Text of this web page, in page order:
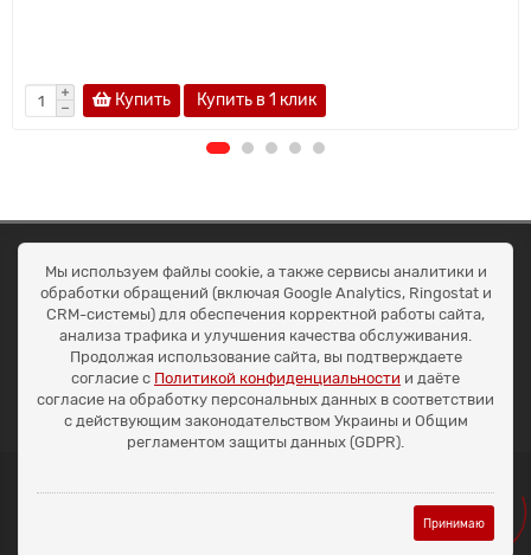
Купить Купить в 1 клик
ОКЕАН ТРЕЙД
Договір публичної оферти
Доставка та оплата
Наші контакти
Умови повернення
+38 (099) 452-20-02
+38 (098) 492-20-02
office@ocean.biz.ua
Мы используем файлы cookie, а также сервисы аналитики и
обработки обращений (включая Google Analytics, Ringostat и
CRM-системы) для обеспечения корректной работы сайта,
анализа трафика и улучшения качества обслуживания.
Продолжая использование сайта, вы подтверждаете
согласие с Политикой конфиденциальности и даёте
согласие на обработку персональных данных в соответствии
с действующим законодательством Украины и Общим
регламентом защиты данных (GDPR).
Принимаю